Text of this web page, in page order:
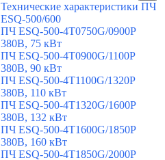
Технические характеристики ПЧ
ESQ-500/600
ПЧ ESQ-500-4T0750G/0900P
380В, 75 кВт
ПЧ ESQ-500-4T0900G/1100P
380В, 90 кВт
ПЧ ESQ-500-4T1100G/1320P
380В, 110 кВт
ПЧ ESQ-500-4T1320G/1600P
380В, 132 кВт
ПЧ ESQ-500-4T1600G/1850P
380В, 160 кВт
ПЧ ESQ-500-4T1850G/2000P